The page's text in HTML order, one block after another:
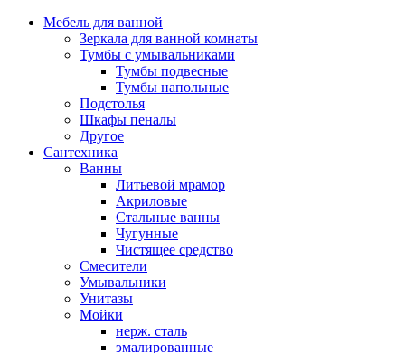
Мебель для ванной
Зеркала для ванной комнаты
Тумбы с умывальниками
Тумбы подвесные
Тумбы напольные
Подстолья
Шкафы пеналы
Другое
Сантехника
Ванны
Литьевой мрамор
Акриловые
Стальные ванны
Чугунные
Чистящее средство
Смесители
Умывальники
Унитазы
Мойки
нерж. сталь
эмалированные